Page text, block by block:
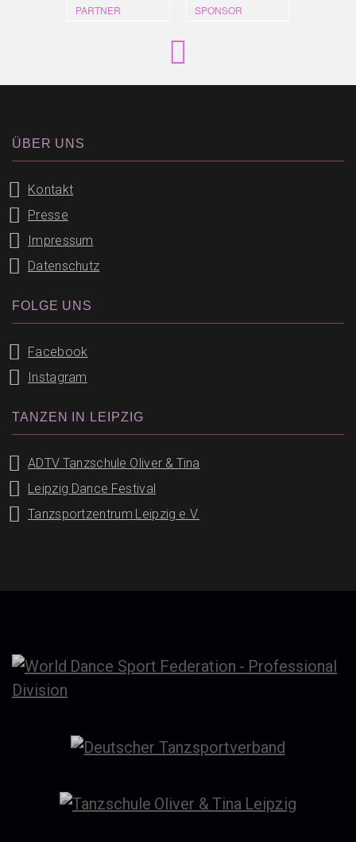
PARTNER SPONSOR
ÜBER UNS
Kontakt
Presse
Impressum
Datenschutz
FOLGE UNS
Facebook
Instagram
TANZEN IN LEIPZIG
ADTV Tanzschule Oliver & Tina
Leipzig Dance Festival
Tanzsportzentrum Leipzig e.V.